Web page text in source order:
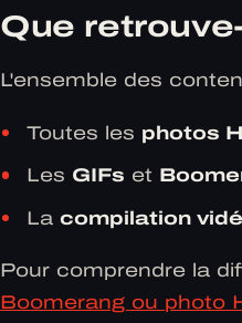
Que
L'ensemble des
Toutes les photos
Les GIFs et
La compilation
Pour comprendre la
Boomerang ou photo